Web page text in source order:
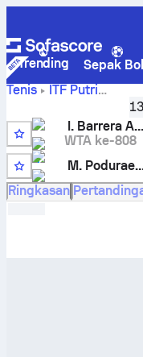
Trending Sepak
Tenis
ITF Putri
Heraklion, Singles
Isabella Barrera
dan hasil H2H
5
I. Barrera Aguirre
WTA ke-808
14
M. Poduraeva
Ringkasan